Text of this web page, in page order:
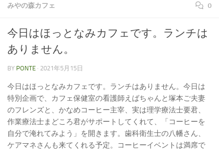
みやの森カフェ 0
今日はほっとなみカフェです。ランチは
ありません。
BY PONTE · 2021年5月15日
今日はほっとなみカフェです。ランチはありません。今日は
特別企画で、カフェ保健室の看護師えばちゃんと塚本ご夫妻
のフレンズと、かなめコーヒー主宰、実は理学療法士要君、
作業療法士まどころ君がサポートしてくれて、「コーヒーを
自分で淹れてみよう」を開きます。歯科衛生士の八幡さん、
ケアマネさんも来てくれる予定。コーヒーイベントは満席で